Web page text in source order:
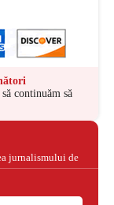
continuăm să
jurnalismului de